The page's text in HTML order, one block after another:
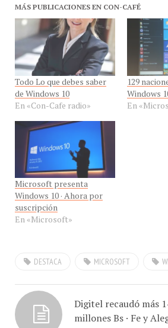
MÁS PUBLICACIONES EN CON-CAFÉ
Todo Lo que debes saber
de Windows 10
En «Con-Cafe radio»
129
Windows
En
Microsoft presenta
Windows 10 · Ahora por
suscripción
En «Microsoft»
DESTACA MICROSOFT
Digitel recaudó más
millones Bs · Fe y